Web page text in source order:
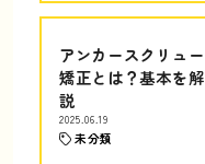
アンカースクリュー
矯正とは？基本を解
説
2025.06.19
未分類